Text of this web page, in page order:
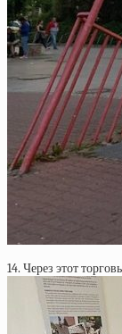
14. Через этот